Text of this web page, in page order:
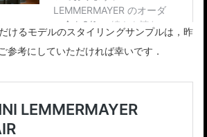
けるモデルのスタイリングサンプルは，昨
参考にしていただければ幸いです．